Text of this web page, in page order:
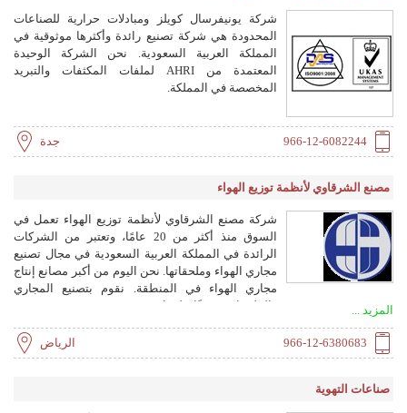
شركة يونيفرسال كويلز ومبادلات حرارية للصناعات
المحدودة هي شركة تصنيع رائدة وأكثرها موثوقية في
المملكة العربية السعودية. نحن الشركة الوحيدة
المعتمدة من AHRI لملفات المكثفات والتبريد
المخصصة في المملكة.
966-12-6082244 جدة
مصنع الشرقاوي لأنظمة توزيع الهواء
شركة مصنع الشرقاوي لأنظمة توزيع الهواء تعمل في
السوق منذ أكثر من 20 عامًا، وتعتبر من الشركات
الرائدة في المملكة العربية السعودية في مجال تصنيع
مجاري الهواء وملحقاتها. نحن اليوم من أكبر مصانع إنتاج
مجاري الهواء في المنطقة. نقوم بتصنيع المجاري
معايير الجودة. تبلغ طاقتنا الإنتاجية أكثر من 50 طنًا يوميًا.
نحن جزء لا يتجزأ من أعرق المشاريع في المنطقة بما
المزيد ...
966-12-6380683 الرياض
صناعات التهوية